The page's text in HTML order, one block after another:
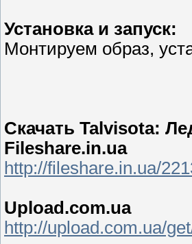
Установка и запуск:
Монтируем образ,
Скачать Talvisota:
Fileshare.in.ua
http://fileshare.in.ua/
Upload.com.ua
http://upload.com.ua/